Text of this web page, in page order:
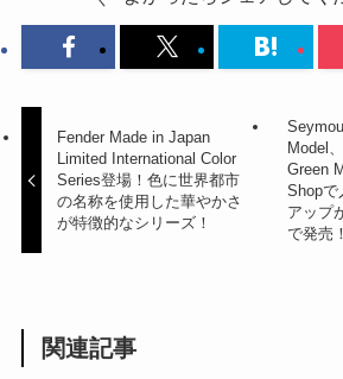
Fender Made in Japan
Limited International Color
Series登場！色に世界都市
の名称を使用した華やかさ
が特徴的なシリーズ！
Model
Green
Shopで
アップ
で発売！
関連記事